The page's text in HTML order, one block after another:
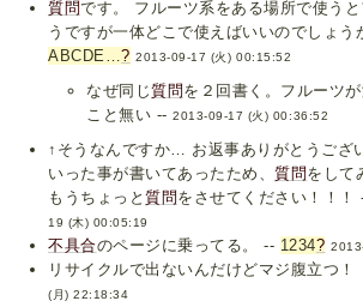
質問です。 フルーツ系をある場所で使う
うですが一体どこで使えばいいのでしょ
ABCDE…? 2013-09-17 (火) 00:15:52
なぜ同じ質問を２回書く。フルーツ
こと無い --2013-09-17 (火) 00:36:52
↑そうなんですか… お返事ありがとうござ
いった事が書いてあったため、質問をして
もうちょっと質問をさせてください！！！
19 (木) 00:05:19
不具合のページに乗ってる。 -- 1234?
リサイクルで出ないんだけどマジ腹立つ
(月) 22:18:34